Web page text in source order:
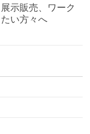
示販売、ワーク
い方々へ